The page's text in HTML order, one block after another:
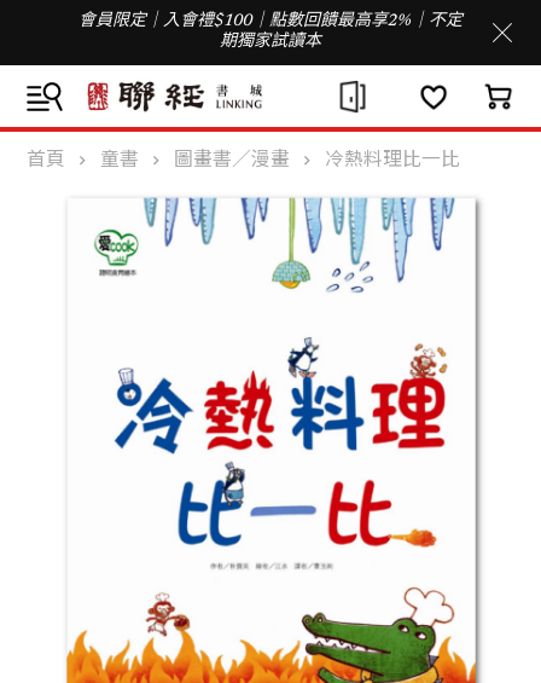
會員限定｜入會禮$100｜點數回饋最高享2%｜不定
期獨家試讀本
首頁 童書 圖畫書／漫畫 冷熱料理比一比